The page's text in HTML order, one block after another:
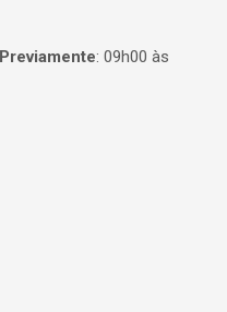
: 09h00 às